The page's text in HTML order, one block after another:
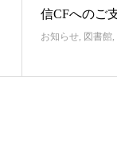
信CFへのご
お知らせ, 図書館,